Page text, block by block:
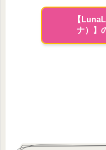
【
ナ）】